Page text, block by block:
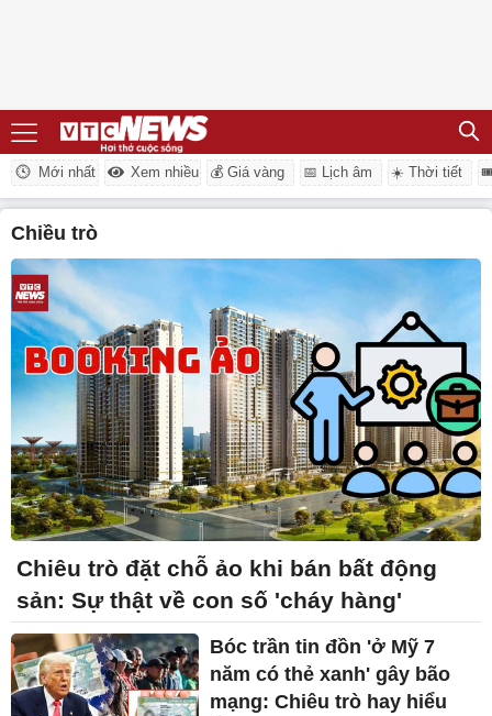
Mới nhất Xem nhiều 💰 Giá vàng 📅 Lịch âm ☀️ Thời tiết
chiều trò
Chiêu trò đặt chỗ ảo khi bán bất động
sản: Sự thật về con số 'cháy hàng'
Bóc trần tin đồn 'ở Mỹ 7
năm có thẻ xanh' gây bão
mạng: Chiêu trò hay hiểu